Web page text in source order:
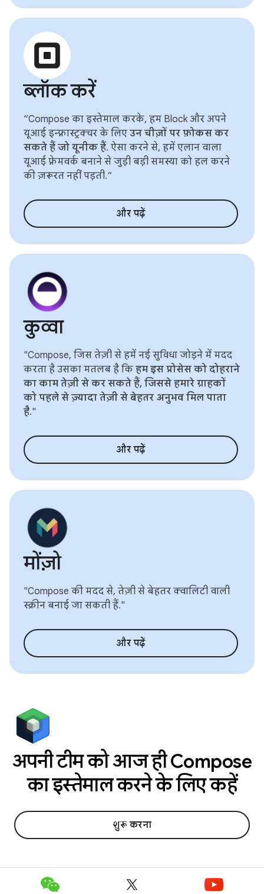
ब्लॉक करें
“Compose का इस्तेमाल करके, हम Block और अपने
यूआई इन्फ़्रास्ट्रक्चर के लिए उन चीज़ों पर फ़ोकस कर
सकते हैं जो यूनीक हैं. ऐसा करने से, हमें एलान वाला
यूआई फ़्रेमवर्क बनाने से जुड़ी बड़ी समस्या को हल करने
की ज़रूरत नहीं पड़ती.”
और पढ़ें
कुव्वा
"Compose, जिस तेज़ी से हमें नई सुविधा जोड़ने में मदद
करता है उसका मतलब है कि हम इस प्रोसेस को दोहराने
का काम तेज़ी से कर सकते हैं, जिससे हमारे ग्राहकों
को पहले से ज़्यादा तेज़ी से बेहतर अनुभव मिल पाता
है."
और पढ़ें
मोंज़ो
"Compose की मदद से, तेज़ी से बेहतर क्वालिटी वाली
स्क्रीन बनाई जा सकती हैं."
और पढ़ें
अपनी टीम को आज ही Compose
का इस्तेमाल करने के लिए कहें
शुरू करना